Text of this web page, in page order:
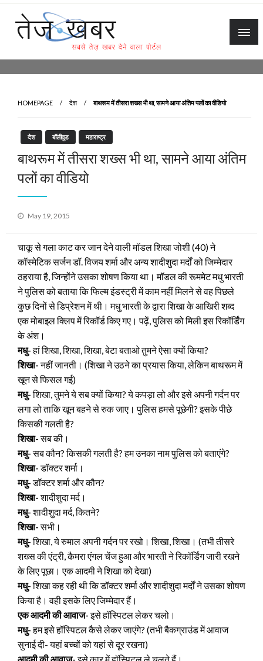
Skip
content
HOMEPAGE देश बाथरूम में तीसरा शख्‍स भी था, सामने आया अंतिम पलों का वीडियो
देश बॉलीवुड महाराष्ट्र
बाथरूम में तीसरा शख्‍स भी था, सामने आया अंतिम
पलों का वीडियो
Posted
May 19, 2015
चाकू से गला काट कर जान देने वाली मॉडल शिखा जोशी (40) ने
कॉस्मेटिक सर्जन डॉ. विजय शर्मा और अन्य शादीशुदा मर्दों को जिम्मेदार
ठहराया है, जिन्होंने उसका शोषण किया था। मॉडल की रूममेट मधु भारती
ने पुलिस को बताया कि फिल्म इंडस्ट्री में काम नहीं मिलने से वह पिछले
कुछ दिनों से डिप्रेशन में थी। मधु भारती के द्वारा शिखा के आखिरी शब्द
एक मोबाइल क्लिप में रिकॉर्ड किए गए। पढ़ें, पुलिस को मिली इस रिकॉर्डिंग
के अंश।
मधु-हां शिखा, शिखा, शिखा, बेटा बताओ तुमने ऐसा क्यों किया?
शिखा-नहीं जानती। (शिखा ने उठने का प्रयास किया, लेकिन बाथरूम में
खून से फिसल गई)
मधु-शिखा, तुमने ये सब क्यों किया? ये कपड़ा लो और इसे अपनी गर्दन पर
लगा लो ताकि खून बहने से रुक जाए। पुलिस हमसे पूछेगी? इसके पीछे
किसकी गलती है?
शिखा-सब की।
मधु-सब कौन? किसकी गलती है? हम उनका नाम पुलिस को बताएंगे?
शिखा-डॉक्टर शर्मा।
मधु-डॉक्टर शर्मा और कौन?
शिखा-शादीशुदा मर्द।
मधु-शादीशुदा मर्द, कितने?
शिखा-सभी।
मधु-शिखा, ये रुमाल अपनी गर्दन पर रखो। शिखा, शिखा। (तभी तीसरे
शख्स की एंट्री, कैमरा एंगल चेंज हुआ और भारती ने रिकॉर्डिंग जारी रखने
के लिए पूछा। एक आदमी ने शिखा को देखा)
मधु-शिखा कह रही थी कि डॉक्टर शर्मा और शादीशुदा मर्दों ने उसका शोषण
किया है। वही इसके लिए जिम्मेदार हैं।
एक आदमी की आवाज-इसे हॉस्पिटल लेकर चलो।
मधु-हम इसे हॉस्पिटल कैसे लेकर जाएंगे? (तभी बैकग्राउंड में आवाज
सुनाई दी- यहां बच्चों को यहां से दूर रखना)